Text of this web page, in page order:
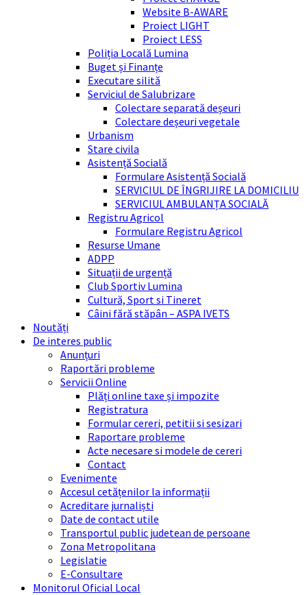
Website B-AWARE
Proiect LIGHT
Proiect LESS
Poliția Locală Lumina
Buget și Finanțe
Executare silită
Serviciul de Salubrizare
Colectare separată deșeuri
Colectare deșeuri vegetale
Urbanism
Stare civila
Asistență Socială
Formulare Asistență Socială
SERVICIUL DE ÎNGRIJIRE LA DOMICILIU
SERVICIUL AMBULANȚA SOCIALĂ
Registru Agricol
Formulare Registru Agricol
Resurse Umane
ADPP
Situații de urgență
Club Sportiv Lumina
Cultură, Sport si Tineret
Câini fără stăpân – ASPA IVETS
Noutăți
De interes public
Anunțuri
Raportări probleme
Servicii Online
Plăți online taxe și impozite
Registratura
Formular cereri, petitii si sesizari
Raportare probleme
Acte necesare si modele de cereri
Contact
Evenimente
Accesul cetățenilor la informații
Acreditare jurnaliști
Date de contact utile
Transportul public judetean de persoane
Zona Metropolitana
Legislatie
E-Consultare
Monitorul Oficial Local